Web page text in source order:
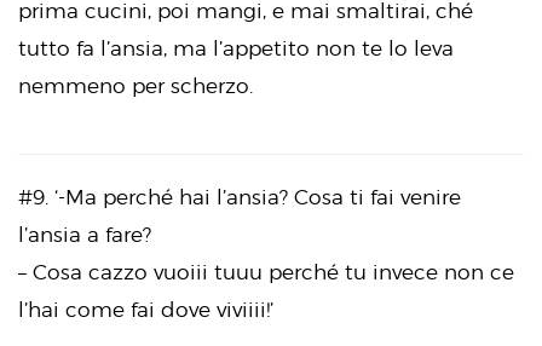
prima cucini, poi mangi, e mai smaltirai, ché
tutto fa l’ansia, ma l’appetito non te lo leva
nemmeno per scherzo.
#9. ‘-Ma perché hai l’ansia? Cosa ti fai venire
l’ansia a fare?
– Cosa cazzo vuoiii tuuu perché tu invece non ce
l’hai come fai dove viviiii!’